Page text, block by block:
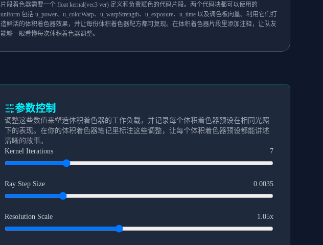
片段着色器需要一个 float kernal(vec3 ver) 定义和负责赋色的代码片段。两个代码块都可以使用的
uniform 包括 u_power、u_colorWarp、u_warpStrength、u_exposure、u_time 以及调色板向量。利用它们打
造鲜活的体积着色器效果，并让每份体积着色器配方都可复现。在体积着色器片段里添加注释，让队友
能够一眼看懂每次体积着色器调整。
参数控制
调整这些数值来塑造体积着色器的工作负载，并记录每个体积着色器预设在相同光照
下的表现。在你的体积着色器笔记里标注这些调整，让每个体积着色器预设都能讲述
清晰的故事。
Kernel Iterations
7
Ray Step Size 0.0035
Resolution Scale 1.05x